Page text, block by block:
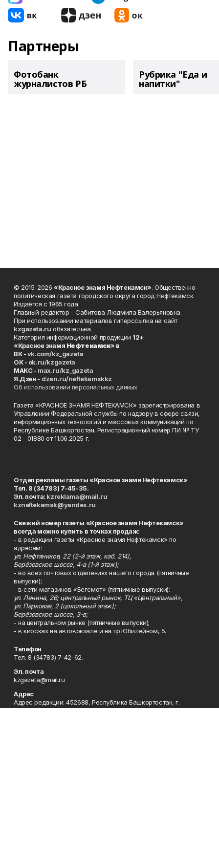
Партнеры
Фотобанк
журналистов РБ
Рубрика "Еда и
напитки"
© 2015-2026 «Красное знамя Нефтекамск». Общественно-
политическая газета городского округа город Нефтекамск.
Издаётся с 1965 года.
Главный редактор - Сабитова Людмила Валерьяновна.
При использовании материалов гиперссылка на сайт
kzgazeta.ru обязательна.
Категория информационной продукции 12+
«Красное знамя Нефтекамск» в
ВК -vk.com/kz_gazeta
ОК - ok.ru/kzgazeta
MAKC - max.ru/kz_gazeta
Я.Дзен - dzen.ru/neftekamskkz
Об использовании персональных данных
Газета «КРАСНОЕ ЗНАМЯ НЕФТЕКАМСК» зарегистрирована в
Управлении Федеральной службы по надзору в сфере связи,
информационных технологий и массовых коммуникаций по
Республике Башкортостан. Регистрационный номер ПИ № ТУ
02 - 01880 от 11.06.2025 г.
Отдел рекламы газеты «Красное знамя Нефтекамск»
Тел. 8 (34783) 7-45-35.
Эл. почта: kzreklama@mail.ru
kzneftekamsk@yandex.ru
Свежий номер газеты «Красное знамя Нефтекамск»
всегда можно купить в точках продаж:
- в редакции газеты «Красное знамя Нефтекамск» по
адресам:
ул. Нефтяников, 22 (2-й этаж, каб. 214),
Берёзовское шоссе, 4-а (1-й этаж);
- во всех почтовых отделениях нашего города (пятничные
выпуски);
- в сети магазинов «Бегемот» (пятничные выпуски):
ул. Ленина, 26; центральный рынок, ТЦ «Центральный»,
ул. Парковая, 2 (цокольный этаж);
Берёзовское шоссе, 3-в;
- на центральном рынке (пятничные выпуски);
- в киосках на автовокзале и на пр.Юбилейном, 5.
Телефон
Тел. 8 (34783) 7-42-62.
Эл. почта
kzgazeta@mail.ru
Адрес
Адрес редакции: 452688, Республика Башкортостан, г.
Нефтекамск, Берёзовское шоссе, 4-а, 3-й этаж.